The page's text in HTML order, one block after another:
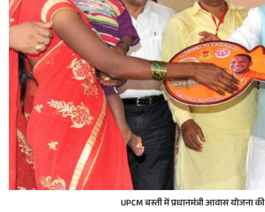
UPCM बस्ती में प्रधानमंत्री आवास योजना